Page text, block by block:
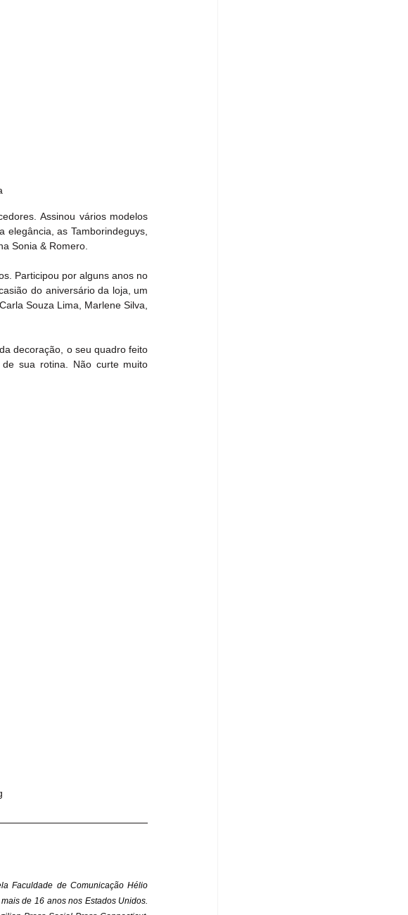
Assinou vários modelos
as Tamborindeguys,
Sonia & Romero.
do aniversário da loja, um
Souza Lima, Marlene Silva,
decoração, o seu quadro feito
sua rotina. Não curte muito
Faculdade de Comunicação Hélio
de 16 anos nos Estados Unidos.